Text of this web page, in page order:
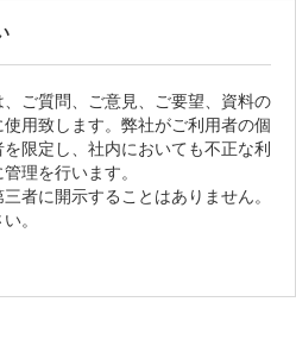
ご質問、ご意見、ご要望、資料の
用致します。弊社がご利用者の個
限定し、社内においても不正な利
理を行います。
者に開示することはありません。
。